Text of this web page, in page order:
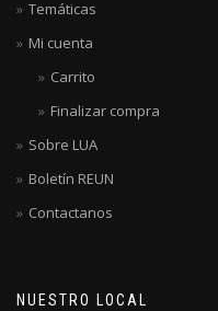
Temáticas
Mi cuenta
Carrito
Finalizar compra
Sobre LUA
Boletín REUN
Contactanos
NUESTRO LOCAL